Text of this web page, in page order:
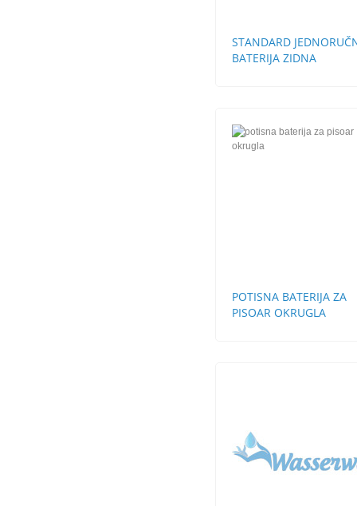
STANDARD
BATERIJA ZIDNA
POTISNA BATERIJA ZA
PISOAR OKRUGLA